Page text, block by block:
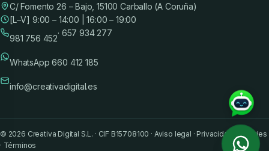
C/ Fomento 26 – Bajo, 15100 Carballo (A Coruña)
[L–V] 9:00 – 14:00 | 16:00 – 19:00
981 756 452
· 657 934 277
WhatsApp 660 412 185
info@creativadigital.es
© 2026 Creativa Digital S.L. · CIF B15708100 · Aviso legal · Privacidad
Cookies
· Términos